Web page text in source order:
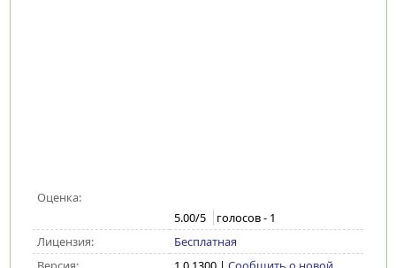
Оценка:
5.00/5 голосов - 1
Лицензия:
Бесплатная